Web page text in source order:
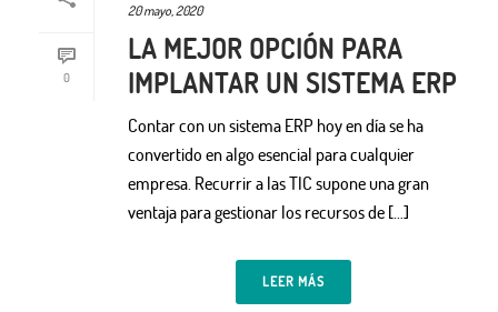
0
20 mayo, 2020
LA MEJOR OPCIÓN PARA
IMPLANTAR UN SISTEMA ERP
Contar con un sistema ERP hoy en día se ha
convertido en algo esencial para cualquier
empresa. Recurrir a las TIC supone una gran
ventaja para gestionar los recursos de […]
LEER MÁS